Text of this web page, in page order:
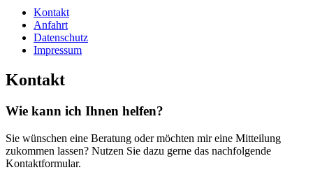
Kontakt
Anfahrt
Datenschutz
Impressum
Kontakt
Wie kann ich Ihnen helfen?
Sie wünschen eine Beratung oder möchten mir eine Mitteilung
zukommen lassen? Nutzen Sie dazu gerne das nachfolgende
Kontaktformular.